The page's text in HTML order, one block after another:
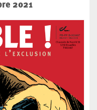
2021